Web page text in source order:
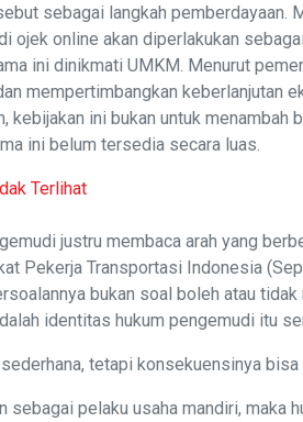
sebagai langkah pemberdayaan.
ojek online akan diperlakukan
ini dinikmati UMKM. Menurut
mempertimbangkan keberlanjutan
kebijakan ini bukan untuk menambah
ini belum tersedia secara luas.
Terlihat
justru membaca arah yang
Pekerja Transportasi Indonesia
bukan soal boleh atau tidak
identitas hukum pengemudi itu
tetapi konsekuensinya bisa
pelaku usaha mandiri, maka